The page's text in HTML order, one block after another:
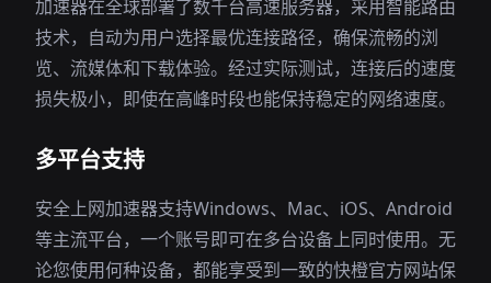
加速器在全球部署了数千台高速服务器，采用智能路由
技术，自动为用户选择最优连接路径，确保流畅的浏
览、流媒体和下载体验。经过实际测试，连接后的速度
损失极小，即使在高峰时段也能保持稳定的网络速度。
多平台支持
安全上网加速器支持Windows、Mac、iOS、Android
等主流平台，一个账号即可在多台设备上同时使用。无
论您使用何种设备，都能享受到一致的快橙官方网站保